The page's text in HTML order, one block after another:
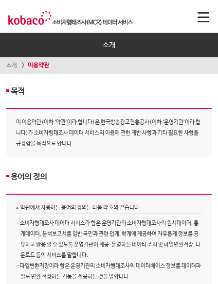
소개
소개 이용약관
목적
이 이용약관(이하 ‘약관’이라 합니다)은 한국방송광고진흥공사(이하 ‘운영기관’이라 합
니다)가 소비자행태조사 데이터 서비스의 이용에 관한 제반 사항과 기타 필요한 사항을
규정함을 목적으로 합니다.
용어의 정의
약관에서 사용하는 용어의 정의는 다음 각 호와 같습니다.
- 소비자행태조사 데이터 서비스라 함은 운영기관의 소비자행태조사의 원시데이터, 통
계데이터, 분석보고서를 일반 국민과 관련 업계, 학계에 제공하여 자유롭게 정보를 공
유하고 활용 할 수 있도록 운영기관이 제공·운영하는 데이터 조회 및 파일변환저장, 다
운로드 등의 서비스를 말합니다.
- 파일변환저장이라 함은 운영기관의 소비자행태조사의 데이터베이스 정보를 데이터파
일로 변환 저장하는 기능을 제공하는 것을 말합니다.